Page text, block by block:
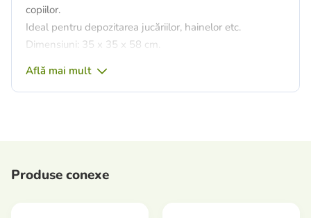
copiilor.
Ideal pentru depozitarea jucăriilor, hainelor etc.
Dimensiuni: 35 x 35 x 58 cm.
Află mai mult
Produse conexe